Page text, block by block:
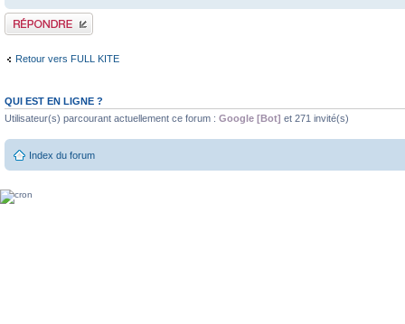
Publier une réponse
Retour vers FULL KITE
QUI EST EN LIGNE ?
Utilisateur(s) parcourant actuellement ce forum : Google [Bot] et 271 invité(s)
Index du forum